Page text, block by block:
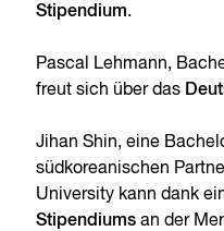
Stipendium.
Pascal Lehmann,
freut sich über das
Jihan Shin, eine
südkoreanischen
University kann dank
Stipendiums an der